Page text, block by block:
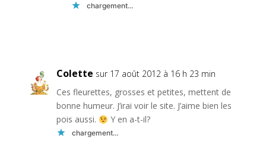
chargement…
Colette sur 17 août 2012 à 16 h 23 min
Ces fleurettes, grosses et petites, mettent de
bonne humeur. J’irai voir le site. J’aime bien les
pois aussi.
Y en a-t-il?
chargement…